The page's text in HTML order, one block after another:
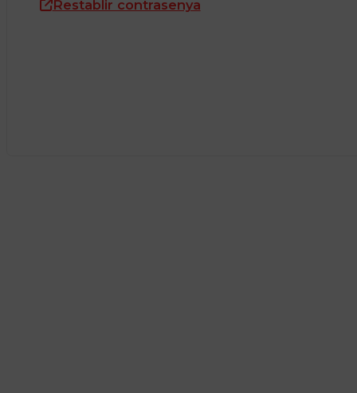
Restablir contrasenya